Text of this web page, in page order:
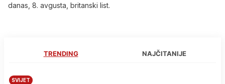
danas, 8. avgusta, britanski list.
TRENDING NAJČITANIJE
SVIJET